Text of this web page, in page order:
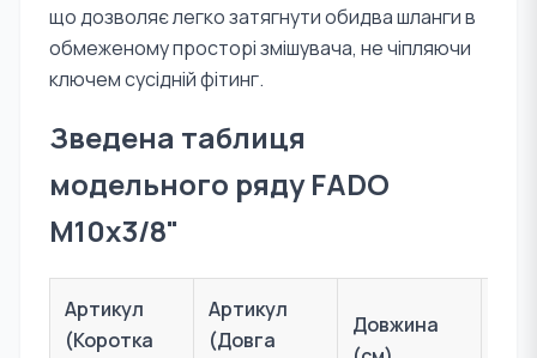
що дозволяє легко затягнути обидва шланги в
обмеженому просторі змішувача, не чіпляючи
ключем сусідній фітинг.
Зведена таблиця
модельного ряду FADO
M10х3/8"
Артикул
(Коротка
Артикул
(Довга
Довжина